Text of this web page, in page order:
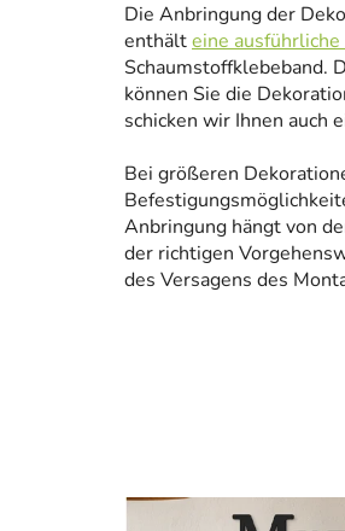
Die Anbringung der
enthälteine
Schaumstoffklebeband.
können Sie die
schicken wir Ihnen auch
Bei größeren
Anbringung hängt von
der richtigen
des Versagens des